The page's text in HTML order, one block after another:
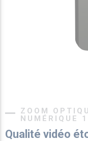
ZOOM
NUMÉRIQUE
Qualité vidéo